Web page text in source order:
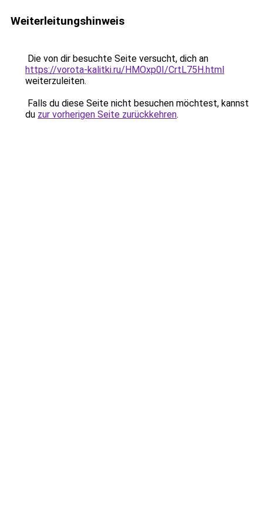
Weiterleitungshinweis
Die von dir besuchte Seite versucht, dich an
https://vorota-kalitki.ru/HMOxp0I/CrtL75H.html
weiterzuleiten.
Falls du diese Seite nicht besuchen möchtest, kannst
du zur vorherigen Seite zurückkehren.